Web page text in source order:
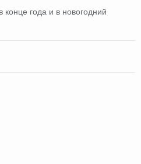
конце года и в новогодний